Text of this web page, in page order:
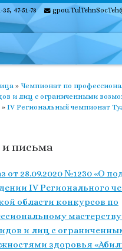
47-51-78
» Чемпионат по
и лиц с ограниченными
» IV Региональный чемпионат
письма
от 28.09.2020 №1230 «О
IV Регионального
области конкурсов по
и лиц с
здоровья